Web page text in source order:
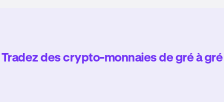
Tradez des crypto-monnaies de gré à gré